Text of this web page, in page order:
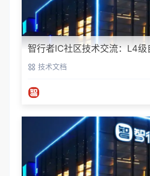
智行者IC社区技术交流：L4
指南技术文档